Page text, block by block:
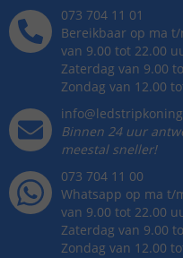
073 704 11 01
Bereikbaar op ma
van 9.00 tot 22.00
Zaterdag van 9.00
Zondag van 12.00
Binnen 24 uur
meestal sneller!
073 704 11 00
Whatsapp op ma t/
van 9.00 tot 22.00
Zaterdag van 9.00
Zondag van 12.00